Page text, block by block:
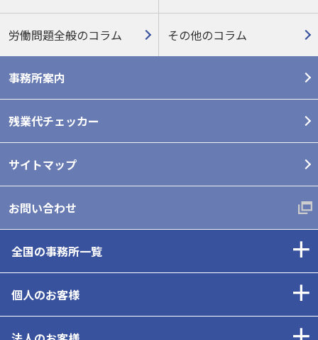
労働問題全般のコラム その他のコラム
事務所案内
残業代チェッカー
サイトマップ
お問い合わせ
全国の事務所一覧
個人のお客様